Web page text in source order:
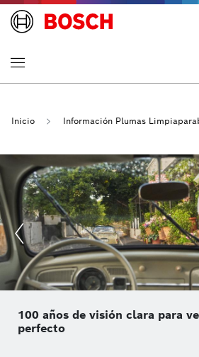
Inicio Información Plumas
100 años de visión clara para
perfecto